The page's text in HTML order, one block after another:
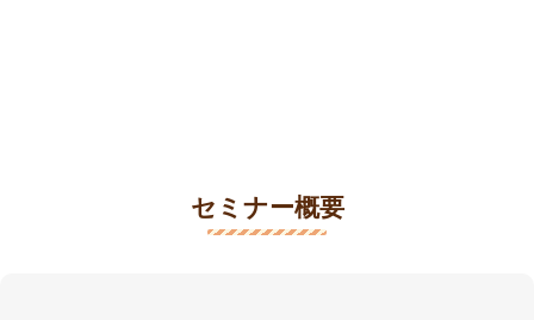
セミナー概要